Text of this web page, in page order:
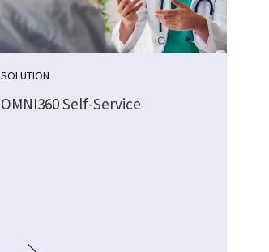
SOLUTION
OMNI360 Self-Service